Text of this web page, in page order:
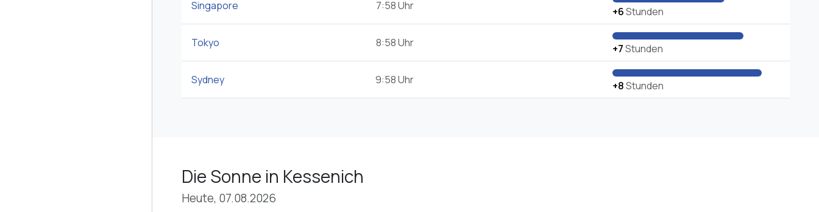
Singapore 7:58 Uhr +6Stunden
Tokyo 8:58 Uhr +7Stunden
Sydney 9:58 Uhr +8Stunden
Die Sonne in Kessenich
Heute, 07.08.2026